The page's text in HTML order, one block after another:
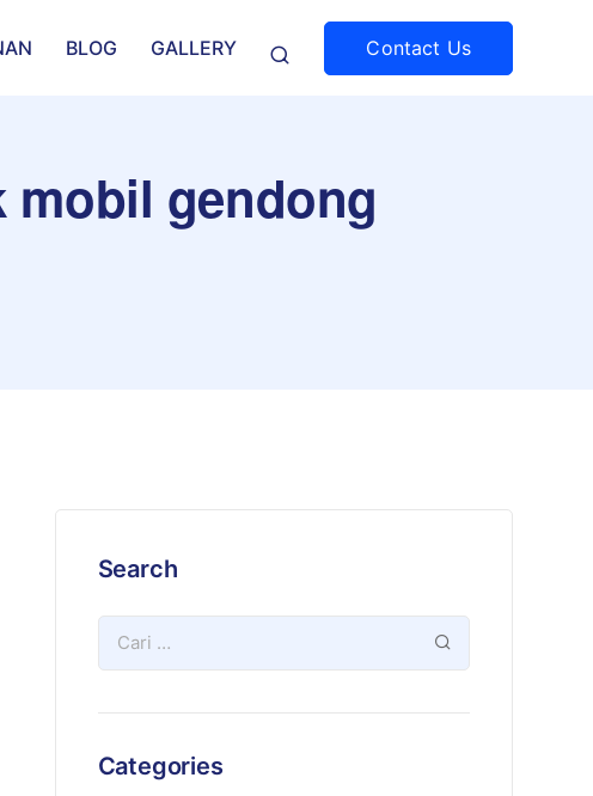
BLOG GALLERY Contact Us
mobil gendong
Search
Categories